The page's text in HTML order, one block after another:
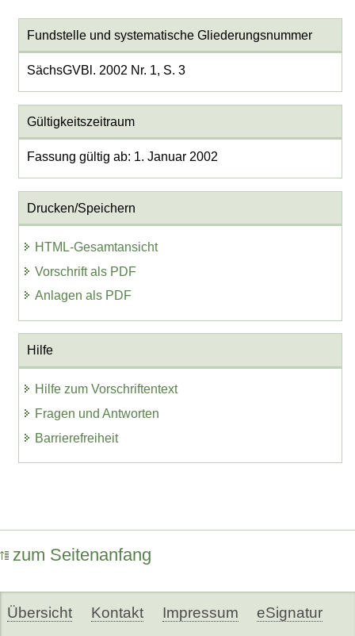
Fundstelle und systematische Gliederungsnummer
SächsGVBl. 2002 Nr. 1, S. 3
Gültigkeitszeitraum
Fassung gültig ab: 1. Januar 2002
Drucken/Speichern
HTML-Gesamtansicht
Vorschrift als PDF
Anlagen als PDF
Hilfe
Hilfe zum Vorschriftentext
Fragen und Antworten
Barrierefreiheit
zum Seitenanfang
Übersicht Kontakt Impressum eSignatur